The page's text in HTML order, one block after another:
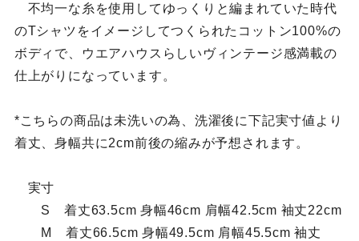
不均一な糸を使用してゆっくりと編まれていた時代
のTシャツをイメージしてつくられたコットン100%の
ボディで、ウエアハウスらしいヴィンテージ感満載の
仕上がりになっています。
*こちらの商品は未洗いの為、洗濯後に下記実寸値より
着丈、身幅共に2cm前後の縮みが予想されます。
実寸
S 着丈63.5cm 身幅46cm 肩幅42.5cm 袖丈22cm
M 着丈66.5cm 身幅49.5cm 肩幅45.5cm 袖丈